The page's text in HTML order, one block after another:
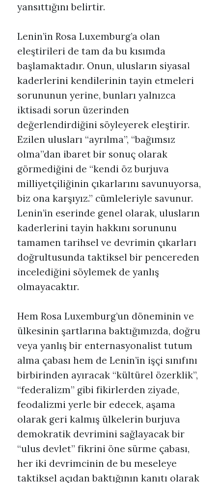
yansıttığını belirtir.
Lenin’in Rosa Luxemburg’a olan
eleştirileri de tam da bu kısımda
başlamaktadır. Onun, ulusların siyasal
kaderlerini kendilerinin tayin etmeleri
sorununun yerine, bunları yalnızca
iktisadi sorun üzerinden
değerlendirdiğini söyleyerek eleştirir.
Ezilen ulusları “ayrılma”, “bağımsız
olma”dan ibaret bir sonuç olarak
görmediğini de “kendi öz burjuva
milliyetçiliğinin çıkarlarını savunuyorsa,
biz ona karşıyız.” cümleleriyle savunur.
Lenin’in eserinde genel olarak, ulusların
kaderlerini tayin hakkını sorununu
tamamen tarihsel ve devrimin çıkarları
doğrultusunda taktiksel bir pencereden
incelediğini söylemek de yanlış
olmayacaktır.
Hem Rosa Luxemburg’un döneminin ve
ülkesinin şartlarına baktığımızda, doğru
veya yanlış bir enternasyonalist tutum
alma çabası hem de Lenin’in işçi sınıfını
birbirinden ayıracak “kültürel özerklik”,
“federalizm” gibi fikirlerden ziyade,
feodalizmi yerle bir edecek, aşama
olarak geri kalmış ülkelerin burjuva
demokratik devrimini sağlayacak bir
“ulus devlet” fikrini öne sürme çabası,
her iki devrimcinin de bu meseleye
taktiksel açıdan baktığının kanıtı olarak